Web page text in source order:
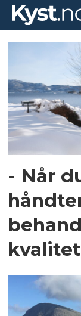
Tag:
nils
tore
- Når